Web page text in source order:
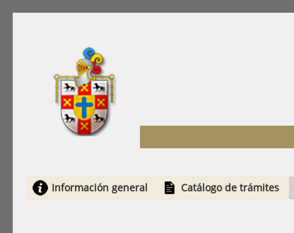
Información general Catálogo de trámites